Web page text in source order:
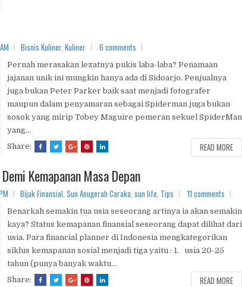
Bisnis Kuliner, Kuliner 6 comments
Pernah merasakan lezatnya pukis laba-laba? Penamaan
jajanan unik ini mungkin hanya ada di Sidoarjo. Penjualnya
juga bukan Peter Parker baik saat menjadi fotografer
maupun dalam penyamaran sebagai Spiderman juga bukan
sosok yang mirip Tobey Maguire pemeran sekuel SpiderMan
yang...
Share:
READ MORE
Kemapanan Masa Depan
Bijak Finansial Sun Anugerah Caraka sun life Tips 11 comments
Benarkah semakin tua usia seseorang artinya ia akan semakin
kaya? Status kemapanan finansial seseorang dapat dilihat dari
usia. Para financial planner di Indonesia mengkategorikan
siklus kemapanan sosial menjadi tiga yaitu : 1. usia 20-25
tahun (punya banyak waktu...
Share:
READ MORE